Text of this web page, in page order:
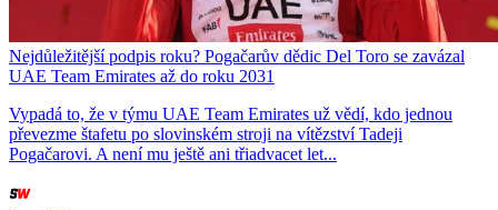
Nejdůležitější podpis roku? Pogačarův dědic Del Toro se zavázal
UAE Team Emirates až do roku 2031
Vypadá to, že v týmu UAE Team Emirates už vědí, kdo jednou
převezme štafetu po slovinském stroji na vítězství Tadeji
Pogačarovi. A není mu ještě ani třiadvacet let...